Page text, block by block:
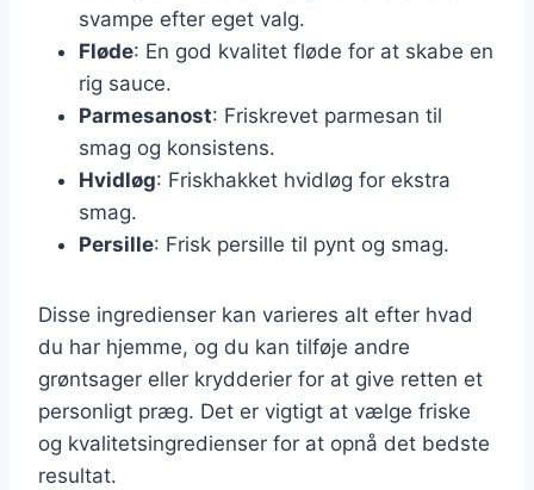
svampe efter eget valg.
Fløde: En god kvalitet fløde for at skabe en
rig sauce.
Parmesanost: Friskrevet parmesan til
smag og konsistens.
Hvidløg: Friskhakket hvidløg for ekstra
smag.
Persille: Frisk persille til pynt og smag.
Disse ingredienser kan varieres alt efter hvad
du har hjemme, og du kan tilføje andre
grøntsager eller krydderier for at give retten et
personligt præg. Det er vigtigt at vælge friske
og kvalitetsingredienser for at opnå det bedste
resultat.